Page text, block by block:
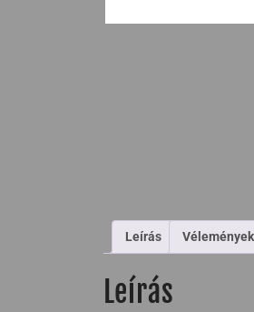
Leírás
Leírás